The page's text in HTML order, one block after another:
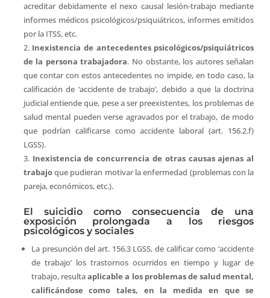
acreditar debidamente el nexo causal lesión-trabajo mediante
informes médicos psicológicos/psiquiátricos, informes emitidos
por la ITSS, etc.
Inexistencia de antecedentes psicológicos/psiquiátricos
de la persona trabajadora. No obstante, los autores señalan
que contar con estos antecedentes no impide, en todo caso, la
calificación de ‘accidente de trabajo’, debido a que la doctrina
judicial entiende que, pese a ser preexistentes, los problemas de
salud mental pueden verse agravados por el trabajo, de modo
que podrían calificarse como accidente laboral (art. 156.2.f)
LGSS).
Inexistencia de concurrencia de otras causas ajenas al
trabajoque pudieran motivar la enfermedad (problemas con la
pareja, económicos, etc.).
El suicidio como consecuencia de una
exposición prolongada a los riesgos
psicológicos y sociales
La presunción del art. 156.3 LGSS, de calificar como ‘accidente
de trabajo’ los trastornos ocurridos en tiempo y lugar de
trabajo, resultaaplicable a los problemas de salud mental,
calificándose como tales, en la medida en que se